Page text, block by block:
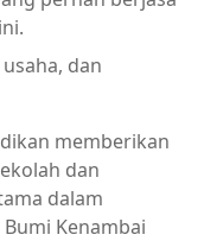
dan
memberikan
dan
dalam
Kenambai